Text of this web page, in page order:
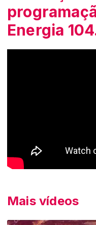
Energia
Mais vídeos